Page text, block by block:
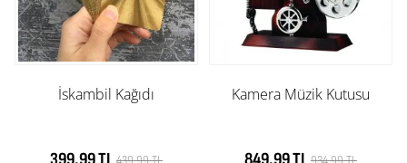
İskambil Kağıdı Kamera Müzik Kutusu